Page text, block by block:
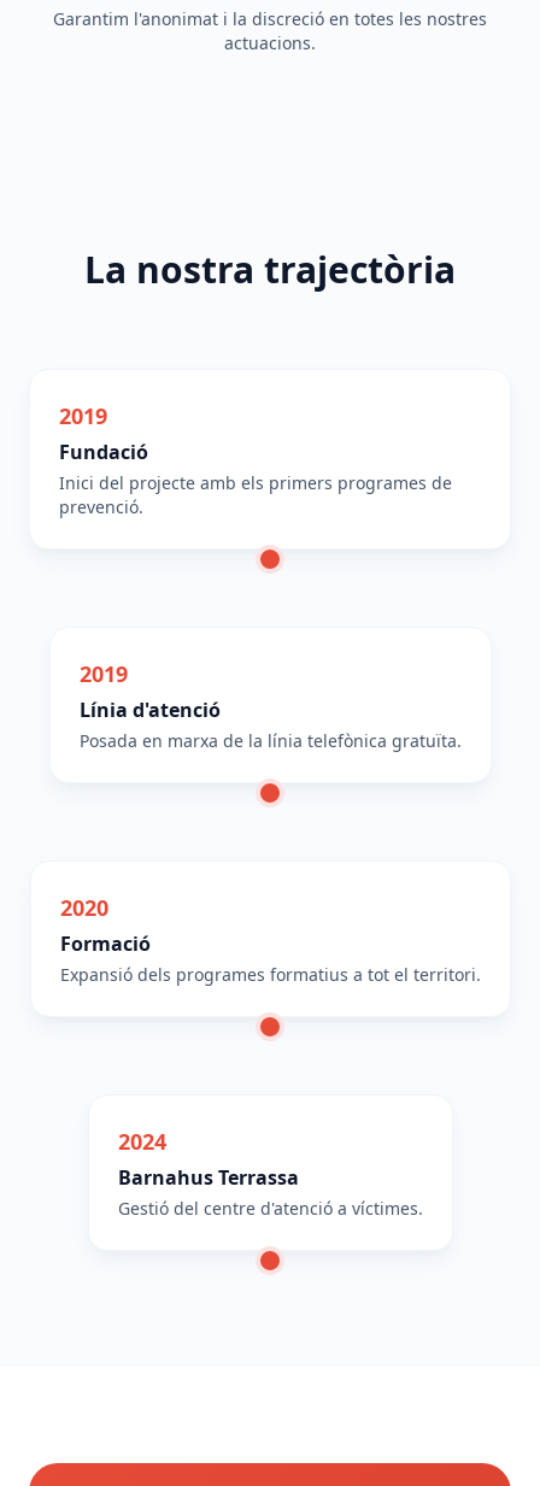
Garantim l'anonimat i la discreció en totes les nostres
actuacions.
La nostra trajectòria
2019
Fundació
Inici del projecte amb els primers programes de
prevenció.
2019
Línia d'atenció
Posada en marxa de la línia telefònica gratuïta.
2020
Formació
Expansió dels programes formatius a tot el territori.
2024
Barnahus Terrassa
Gestió del centre d'atenció a víctimes.